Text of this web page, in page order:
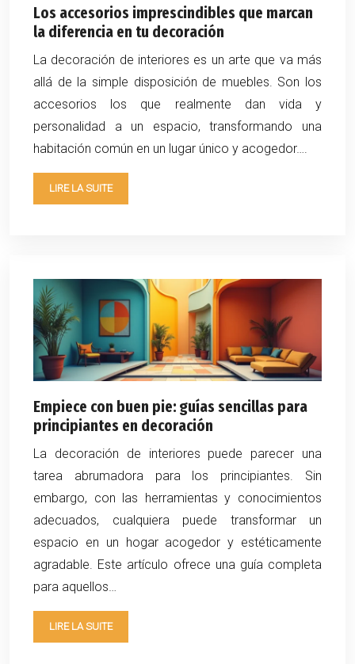
Los accesorios imprescindibles que marcan
la diferencia en tu decoración
La decoración de interiores es un arte que va más
allá de la simple disposición de muebles. Son los
accesorios los que realmente dan vida y
personalidad a un espacio, transformando una
habitación común en un lugar único y acogedor….
LIRE LA SUITE
Empiece con buen pie: guías sencillas para
principiantes en decoración
La decoración de interiores puede parecer una
tarea abrumadora para los principiantes. Sin
embargo, con las herramientas y conocimientos
adecuados, cualquiera puede transformar un
espacio en un hogar acogedor y estéticamente
agradable. Este artículo ofrece una guía completa
para aquellos…
LIRE LA SUITE